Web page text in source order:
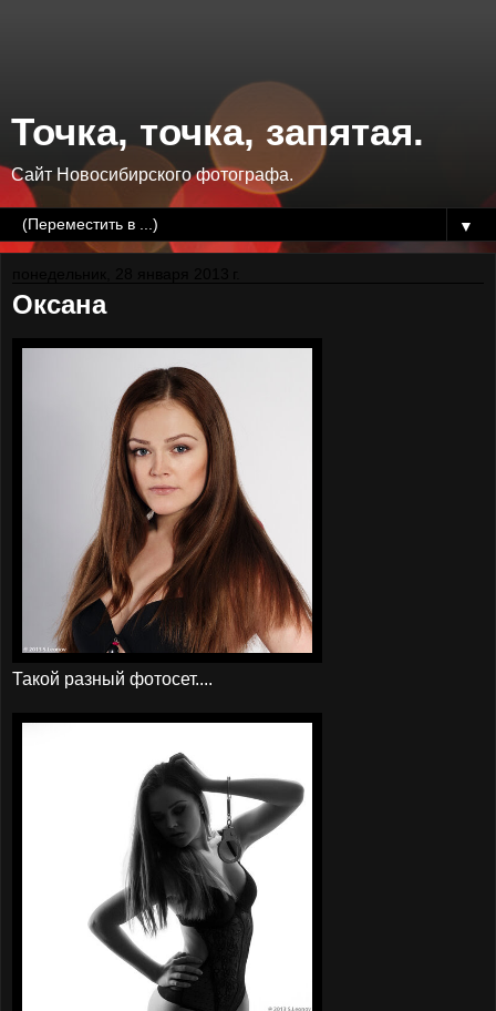
Точка, точка, запятая.
Сайт Новосибирского фотографа.
▼
Оксана
Такой разный фотосет....